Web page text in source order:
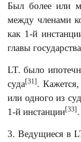
Был более или
между членами
как 1-й
главы
LT. было
суда [31] . Кажется,
или одного из
1-й инстанции[33]
3. Ведущиеся в